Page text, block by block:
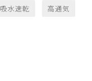
吸水速乾 高通気